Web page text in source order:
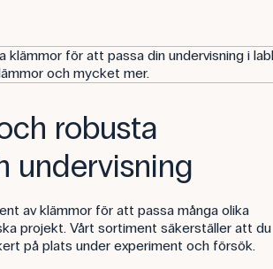
klämmor för att passa din undervisning i
och mycket mer.
robusta
undervisning
av klämmor för att passa många olika
projekt. Vårt sortiment säkerställer att du
på plats under experiment och försök.